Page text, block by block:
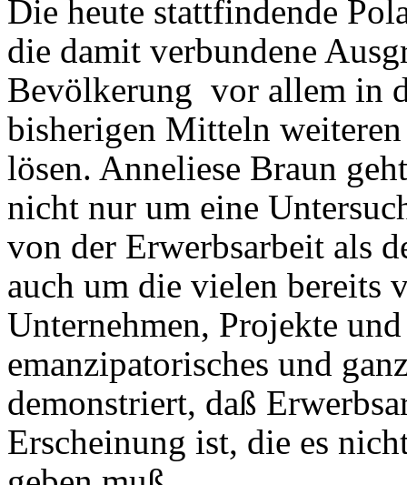
Die heute stattfindende
die damit verbundene
Bevölkerung vor allem in
bisherigen Mitteln
lösen. Anneliese Braun
nicht nur um eine
von der Erwerbsarbeit als
auch um die vielen bereits
Unternehmen, Projekte
emanzipatorisches und
demonstriert, daß
Erscheinung ist, die es